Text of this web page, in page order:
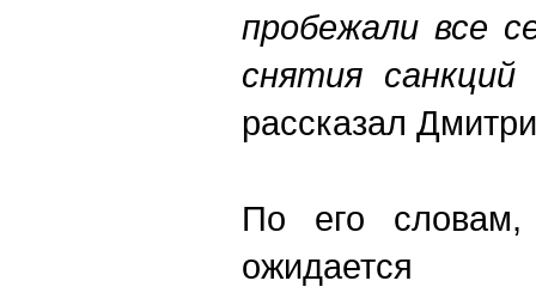
пробежали все
снятия
рассказал
По его словам,